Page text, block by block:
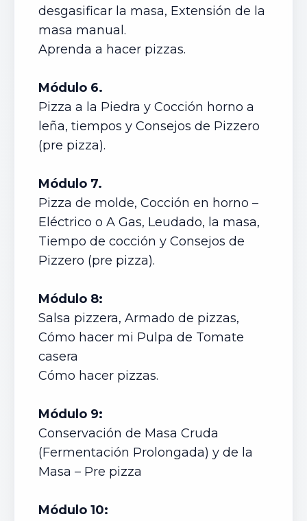
desgasificar la masa, Extensión de la
masa manual.
Aprenda a hacer pizzas.
Módulo 6.
Pizza a la Piedra y Cocción horno a
leña, tiempos y Consejos de Pizzero
(pre pizza).
Módulo 7.
Pizza de molde, Cocción en horno –
Eléctrico o A Gas, Leudado, la masa,
Tiempo de cocción y Consejos de
Pizzero (pre pizza).
Módulo 8:
Salsa pizzera, Armado de pizzas,
Cómo hacer mi Pulpa de Tomate
casera
Cómo hacer pizzas.
Módulo 9:
Conservación de Masa Cruda
(Fermentación Prolongada) y de la
Masa – Pre pizza
Módulo 10: